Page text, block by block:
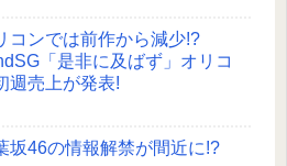
コンでは前作から減少!?
「是非に及ばず」オリコ
週売上が発表!
坂46の情報解禁が間近に!?